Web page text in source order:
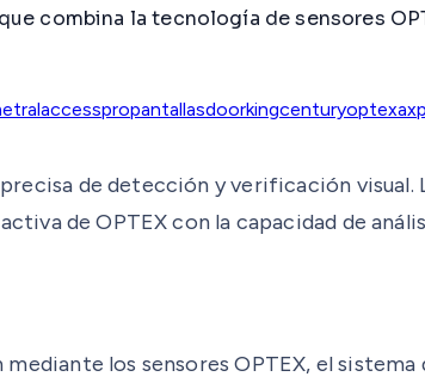
combina la tecnología de sensores
accesspropantallasdoorkingcenturyoptex
de detección y verificación
de OPTEX con la capacidad de
los sensores OPTEX, el